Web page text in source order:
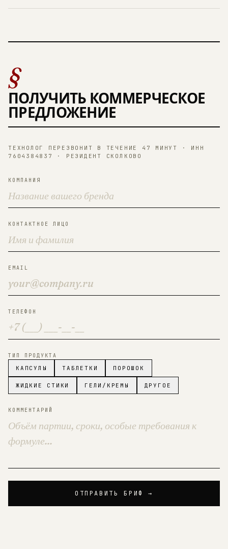
§
ПОЛУЧИТЬ КОММЕРЧЕСКОЕ
ПРЕДЛОЖЕНИЕ
ТЕХНОЛОГ ПЕРЕЗВОНИТ В ТЕЧЕНИЕ 47 МИНУТ · ИНН
7604384837 · РЕЗИДЕНТ СКОЛКОВО
КОМПАНИЯ
КОНТАКТНОЕ ЛИЦО
EMAIL
ТЕЛЕФОН
ТИП ПРОДУКТА
КАПСУЛЫ ТАБЛЕТКИ ПОРОШОК
ЖИДКИЕ СТИКИ ГЕЛИ/КРЕМЫ ДРУГОЕ
КОММЕНТАРИЙ
ОТПРАВИТЬ БРИФ →